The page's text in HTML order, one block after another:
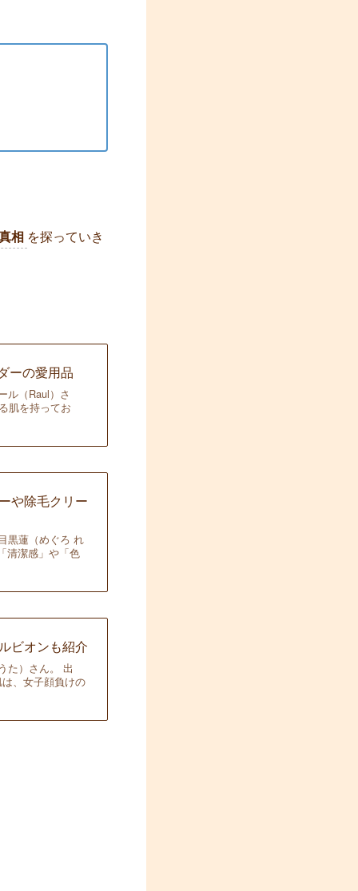
相 を探っていき
ーの愛用品
ル（Raul）さ
肌を持ってお
や除毛クリー
黒蓮（めぐろ れ
清潔感」や「色
ビオンも紹介
た）さん。 出
、女子顔負けの